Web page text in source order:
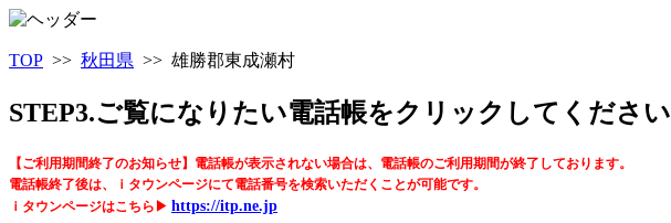
TOP >> 秋田県 >> 雄勝郡東成瀬村
STEP3.ご覧になりたい電話帳をクリックしてください
【ご利用期間終了のお知らせ】電話帳が表示されない場合は、電話帳のご利用期間が終了しております。
電話帳終了後は、ｉタウンページにて電話番号を検索いただくことが可能です。
ｉタウンページはこちら▶ https://itp.ne.jp